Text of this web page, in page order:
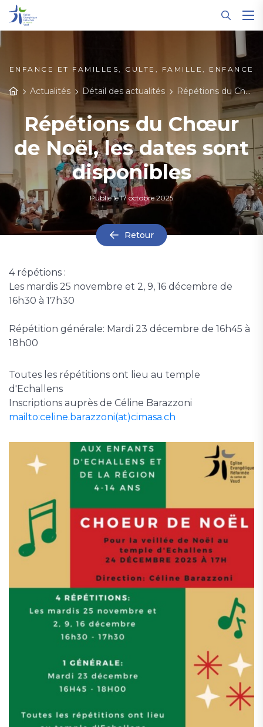
ENFANCE ET FAMILLES, CULTE, FAMILLE, ENFANCE
Actualités Détail des actualités Répétions du Chœur de Noël, les dates sont disponibles
Répétions du Chœur
de Noël, les dates sont
disponibles
Publié le17 octobre 2025
Retour
4 répétions :
Les mardis 25 novembre et 2, 9, 16 décembre de
16h30 à 17h30
Répétition générale: Mardi 23 décembre de 16h45 à
18h00
Toutes les répétitions ont lieu au temple
d'Echallens
Inscriptions auprès de Céline Barazzoni
mailto:celine.barazzoni(at)cimasa.ch
Panneau de gestion des cookies